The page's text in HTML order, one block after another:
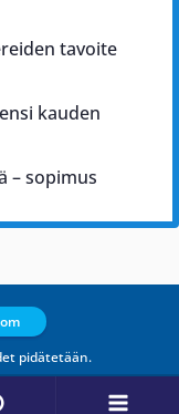
tavoite
kauden
– sopimus
pidätetään.